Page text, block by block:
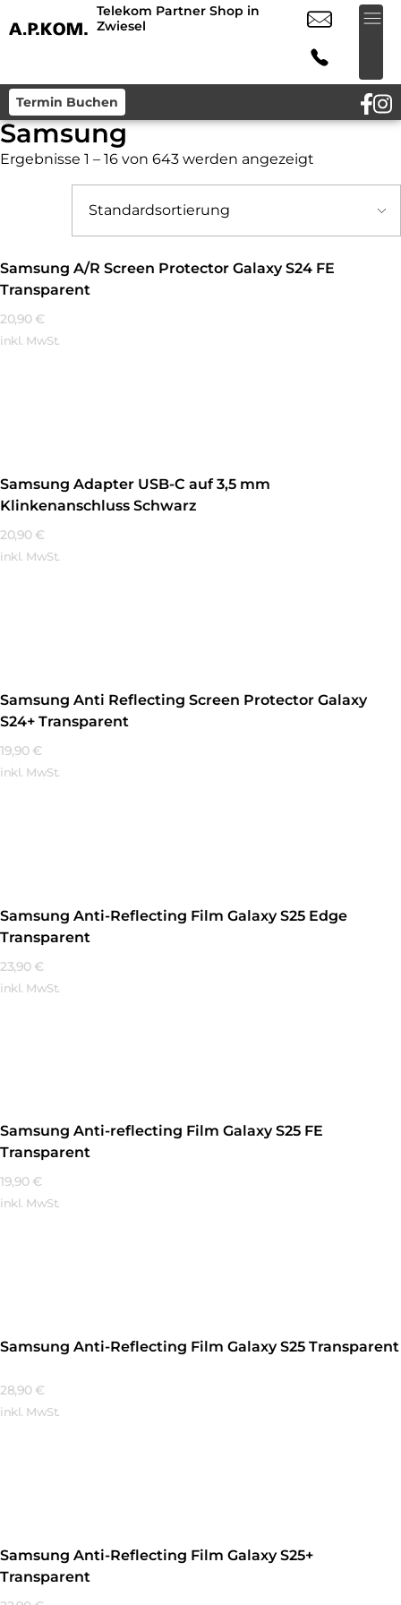
Telekom Partner Shop in
Zwiesel
Termin Buchen
Samsung
Ergebnisse 1 – 16 von 643 werden angezeigt
Samsung A/R Screen Protector Galaxy S24 FE
Transparent
20,90 €
inkl. MwSt.
Samsung Adapter USB-C auf 3,5 mm
Klinkenanschluss Schwarz
20,90 €
inkl. MwSt.
Samsung Anti Reflecting Screen Protector Galaxy
S24+ Transparent
19,90 €
inkl. MwSt.
Samsung Anti-Reflecting Film Galaxy S25 Edge
Transparent
23,90 €
inkl. MwSt.
Samsung Anti-reflecting Film Galaxy S25 FE
Transparent
19,90 €
inkl. MwSt.
Samsung Anti-Reflecting Film Galaxy S25 Transparent
28,90 €
inkl. MwSt.
Samsung Anti-Reflecting Film Galaxy S25+
Transparent